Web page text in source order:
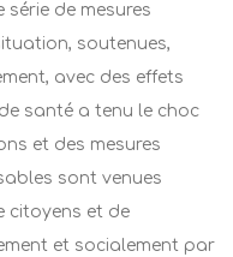
série de mesures
soutenues,
avec des effets
santé a tenu le choc
et des mesures
sont venues
citoyens et de
et socialement par